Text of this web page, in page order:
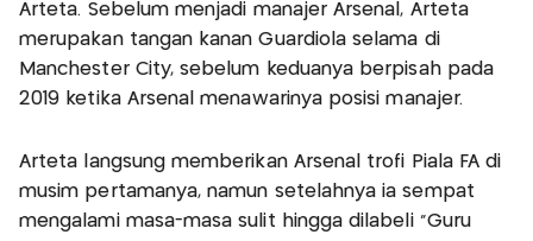
Arteta. Sebelum menjadi manajer Arsenal, Arteta
merupakan tangan kanan Guardiola selama di
Manchester City, sebelum keduanya berpisah pada
2019 ketika Arsenal menawarinya posisi manajer.
Arteta langsung memberikan Arsenal trofi Piala FA di
musim pertamanya, namun setelahnya ia sempat
mengalami masa-masa sulit hingga dilabeli "Guru